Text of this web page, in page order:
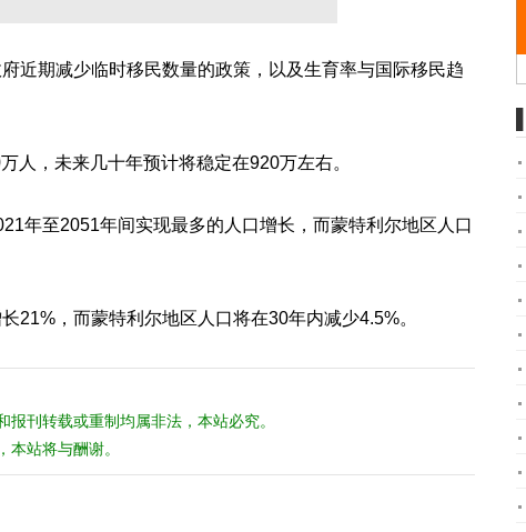
近期减少临时移民数量的政策，以及生育率与国际移民趋
人，未来几十年预计将稳定在920万左右。
年至2051年间实现最多的人口增长，而蒙特利尔地区人口
21%，而蒙特利尔地区人口将在30年内减少4.5%。
刊转载或重制均属非法，本站必究。
站将与酬谢。